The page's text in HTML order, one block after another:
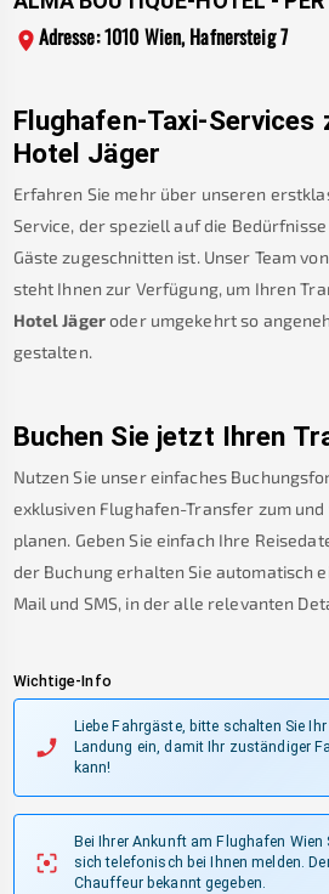
Adresse: 1010 Wien, Hafnersteig 7
Flughafen-Taxi-Services
Hotel Jäger
Erfahren Sie mehr über unseren
Service, der speziell auf die
Gäste zugeschnitten ist. Unser Team
steht Ihnen zur Verfügung, um Ihren
Hotel Jägeroder umgekehrt so
gestalten.
Buchen Sie jetzt Ihren
Nutzen Sie unser einfaches
exklusiven Flughafen-Transfer zum und
planen. Geben Sie einfach Ihre
der Buchung erhalten Sie automatisch
Mail und SMS, in der alle relevanten
Wichtige-Info
Liebe Fahrgäste, bitte schalten Sie Ihr
Landung ein, damit Ihr zuständiger
kann!
Bei Ihrer Ankunft am Flughafen Wien
sich telefonisch bei Ihnen melden.
Chauffeur bekannt gegeben.